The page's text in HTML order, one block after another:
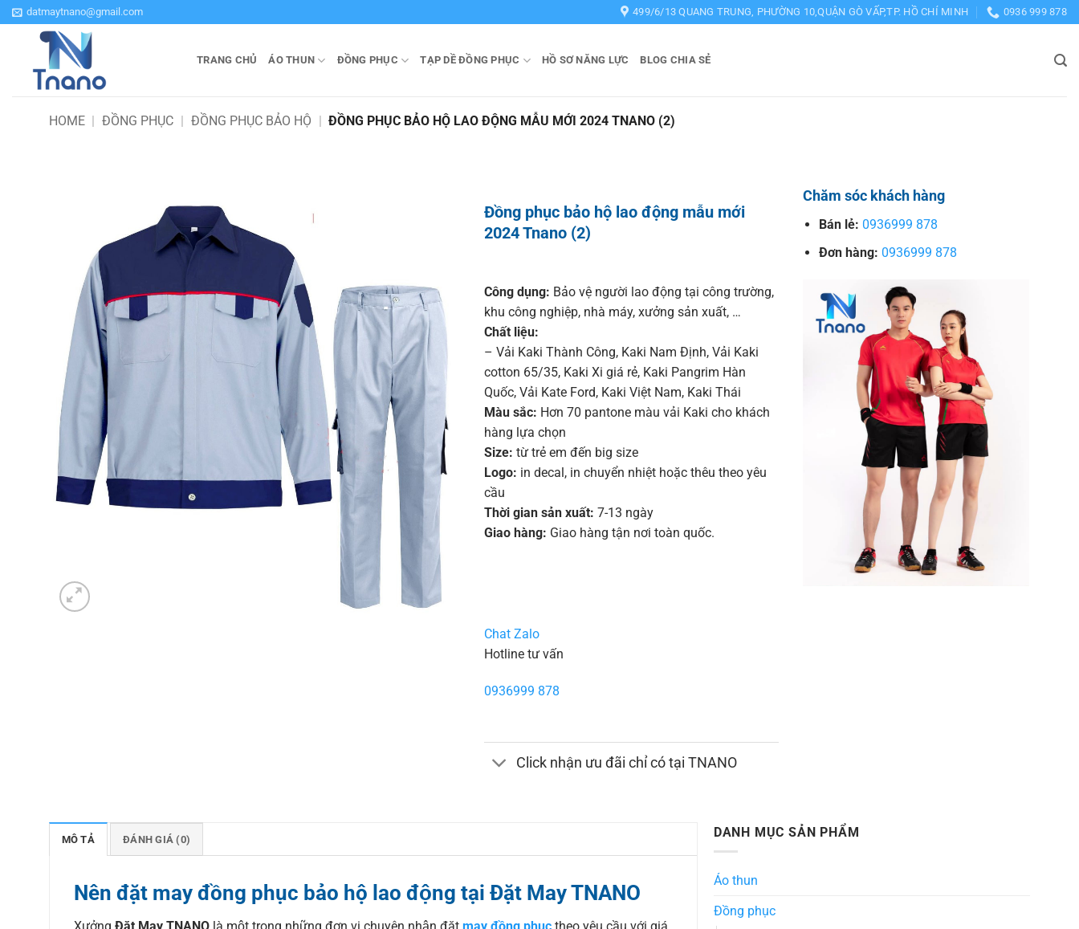
Bỏ
qua
datmaytnano@gmail.com 499/6/13 QUANG TRUNG, PHƯỜNG 10,QUẬN GÒ VẤP,TP. HỒ CHÍ MINH 0936 999 878
TRANG CHỦ ÁO THUN ĐỒNG PHỤC TẠP DỀ ĐỒNG PHỤC HỒ SƠ NĂNG LỰC BLOG CHIA SẺ
HOME | ĐỒNG PHỤC | ĐỒNG PHỤC BẢO HỘ | ĐỒNG PHỤC BẢO HỘ LAO ĐỘNG MẪU MỚI 2024 TNANO (2)
Đồng phục bảo hộ lao động mẫu mới
2024 Tnano (2)
Công dụng: Bảo vệ người lao động tại công trường,
khu công nghiệp, nhà máy, xưởng sản xuất, …
Chất liệu:
– Vải Kaki Thành Công, Kaki Nam Định, Vải Kaki
cotton 65/35, Kaki Xi giá rẻ, Kaki Pangrim Hàn
Quốc, Vải Kate Ford, Kaki Việt Nam, Kaki Thái
Màu sắc: Hơn 70 pantone màu vải Kaki cho khách
hàng lựa chọn
Size: từ trẻ em đến big size
Logo: in decal, in chuyển nhiệt hoặc thêu theo yêu
cầu
Thời gian sản xuất: 7-13 ngày
Giao hàng: Giao hàng tận nơi toàn quốc.
Chat Zalo
Hotline tư vấn
0936999 878
Click nhận ưu đãi chỉ có tại TNANO
Chăm sóc khách hàng
Bán lẻ: 0936999 878
Đơn hàng: 0936999 878
MÔ TẢ ĐÁNH GIÁ (0)
Nên đặt may đồng phục bảo hộ lao động tại Đặt May TNANO
DANH MỤC SẢN PHẨM
Áo thun
Đồng phục